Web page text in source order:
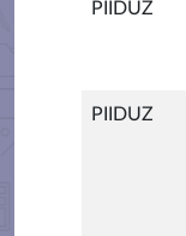
PIIDUZ
PIIDUZ